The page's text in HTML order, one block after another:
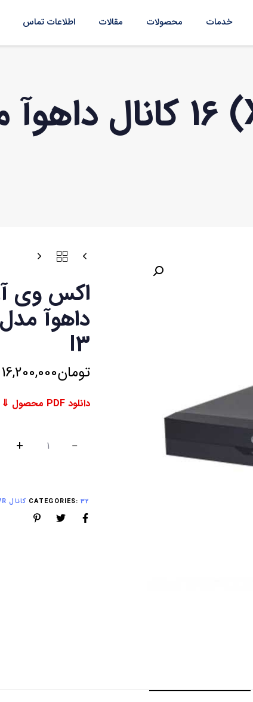
خدمات محصولات مقالات اطلاعات تماس
I3
تومان16,200,000
دانلود PDF محصول ⇓
CATEGORIES:32 کانال XVR